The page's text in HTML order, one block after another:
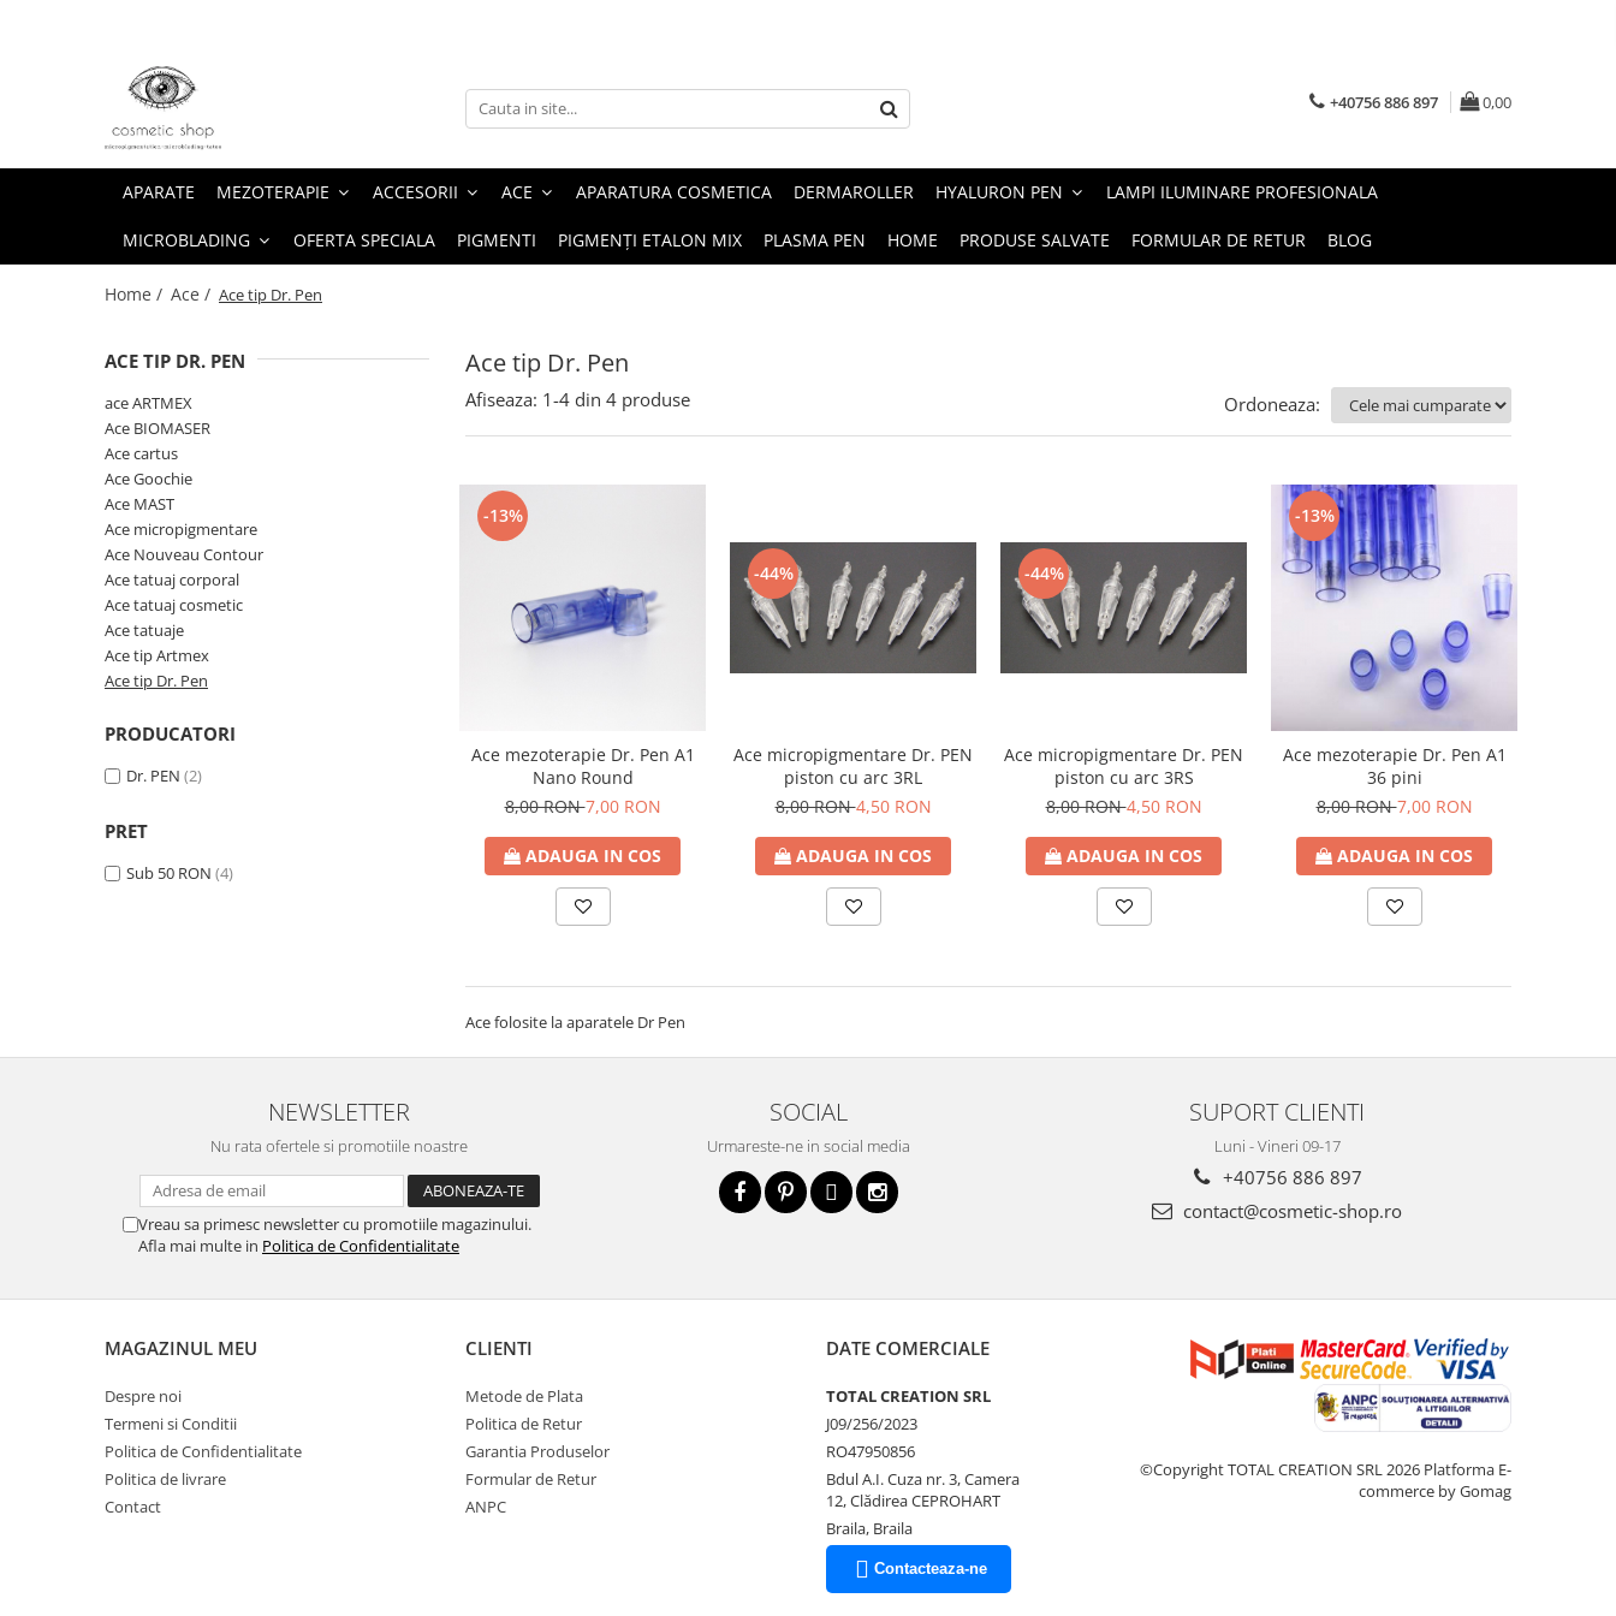
Mezoterapie
Ace Mezoterapie
Accesorii echipamente tatuat
Consumabile cosmetică
Surse Alimentare
ace ARTMEX
Ace BIOMASER
Ace Nouveau Contour
Ace tatuaj cosmetic
Ace tatuaje
Ace tip Artmex
Ace tip Dr. Pen
Hyaluron Pen
Microblading
Lame Microblading
Stilou Microblading
+40756 886 897 0,00
APARATE MEZOTERAPIE ACCESORII ACE APARATURA COSMETICA DERMAROLLER HYALURON PEN LAMPI ILUMINARE PROFESIONALA
MICROBLADING OFERTA SPECIALA PIGMENTI PIGMENȚI ETALON MIX PLASMA PEN HOME PRODUSE SALVATE FORMULAR DE RETUR BLOG
Home / Ace / Ace tip Dr. Pen
Ace tip Dr. Pen
ACE TIP DR. PEN
ace ARTMEX
Ace BIOMASER
Ace cartus
Ace Goochie
Ace MAST
Ace micropigmentare
Ace Nouveau Contour
Ace tatuaj corporal
Ace tatuaj cosmetic
Ace tatuaje
Ace tip Artmex
Ace tip Dr. Pen
PRODUCATORI
Dr. PEN (2)
PRET
Sub 50 RON (4)
Afiseaza: 1-4 din 4 produse Ordoneaza:
-13%
Ace mezoterapie Dr. Pen A1
Nano Round
8,00 RON7,00 RON
ADAUGA IN COS
-44%
Ace micropigmentare Dr. PEN
piston cu arc 3RL
8,00 RON4,50 RON
ADAUGA IN COS
-44%
Ace micropigmentare Dr. PEN
piston cu arc 3RS
8,00 RON4,50 RON
ADAUGA IN COS
-13%
Ace mezoterapie Dr. Pen A1
36 pini
8,00 RON7,00 RON
ADAUGA IN COS
Ace folosite la aparatele Dr Pen
NEWSLETTER
Nu rata ofertele si promotiile noastre
Vreau sa primesc newsletter cu promotiile magazinului.
Afla mai multe in Politica de Confidentialitate
SOCIAL
Urmareste-ne in social media
SUPORT CLIENTI
Luni - Vineri 09-17
+40756 886 897
contact@cosmetic-shop.ro
MAGAZINUL MEU
Despre noi
Termeni si Conditii
Politica de Confidentialitate
Politica de livrare
Contact
CLIENTI
Metode de Plata
Politica de Retur
Garantia Produselor
Formular de Retur
ANPC
DATE COMERCIALE
TOTAL CREATION SRL
J09/256/2023
RO47950856
Bdul A.I. Cuza nr. 3, Camera
12, Clădirea CEPROHART
Braila, Braila
Contacteaza-ne
©Copyright TOTAL CREATION SRL 2026 Platforma E-
commerce by Gomag